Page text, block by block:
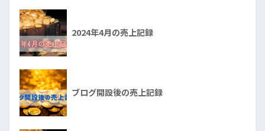
2024年4月の売上記録
ブログ開設後の売上記録